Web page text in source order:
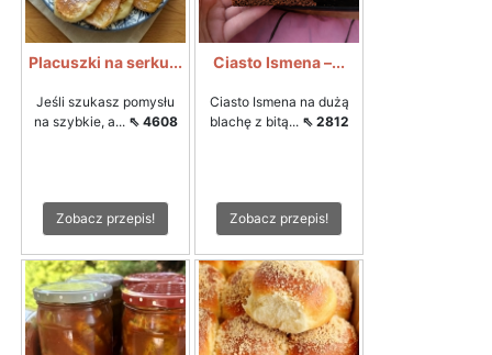
Placuszki na serku...
Jeśli szukasz pomysłu
na szybkie, a... ⇖ 4608
Zobacz przepis!
Ciasto Ismena –...
Ciasto Ismena na dużą
blachę z bitą... ⇖ 2812
Zobacz przepis!